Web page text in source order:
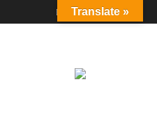
Login
Translate »